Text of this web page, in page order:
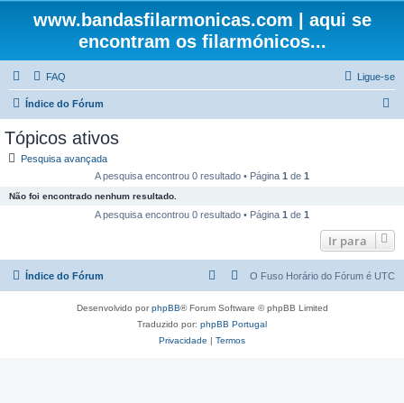
www.bandasfilarmonicas.com | aqui se
encontram os filarmónicos...
FAQ Ligue-se
Índice do Fórum
s
r
Tópicos ativos
Pesquisa avançada
A pesquisa encontrou 0 resultado • Página 1 de 1
Não foi encontrado nenhum resultado.
A pesquisa encontrou 0 resultado • Página 1 de 1
Ir para
Índice do Fórum O Fuso Horário do Fórum é UTC
Desenvolvido porphpBB® Forum Software © phpBB Limited
Traduzido por: phpBB Portugal
Privacidade | Termos